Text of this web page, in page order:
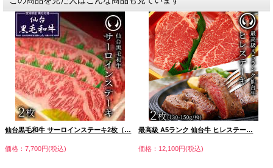
仙台黒毛和牛 サーロインステーキ2枚（…
価格：7,700円(税込)
最高級 A5ランク 仙台牛 ヒレステー…
価格：12,100円(税込)